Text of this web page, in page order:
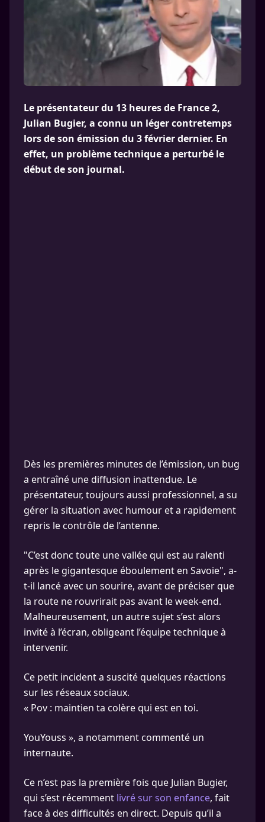
Le présentateur du 13 heures de France 2,
Julian Bugier, a connu un léger contretemps
lors de son émission du 3 février dernier. En
effet, un problème technique a perturbé le
début de son journal.
Dès les premières minutes de l’émission, un bug
a entraîné une diffusion inattendue. Le
présentateur, toujours aussi professionnel, a su
gérer la situation avec humour et a rapidement
repris le contrôle de l’antenne.
"C’est donc toute une vallée qui est au ralenti
après le gigantesque éboulement en Savoie", a-
t-il lancé avec un sourire, avant de préciser que
la route ne rouvrirait pas avant le week-end.
Malheureusement, un autre sujet s’est alors
invité à l’écran, obligeant l’équipe technique à
intervenir.
Ce petit incident a suscité quelques réactions
sur les réseaux sociaux.
« Pov : maintien ta colère qui est en toi.
YouYouss », a notamment commenté un
internaute.
Ce n’est pas la première fois que Julian Bugier,
qui s’est récemment livré sur son enfance, fait
face à des difficultés en direct. Depuis qu’il a